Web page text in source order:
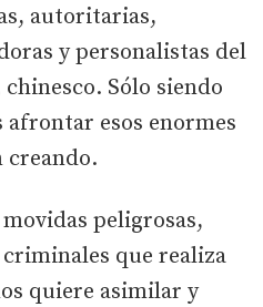
autoritarias,
y personalistas del
Sólo siendo
esos enormes
creando.
peligrosas,
que realiza
quiere asimilar y